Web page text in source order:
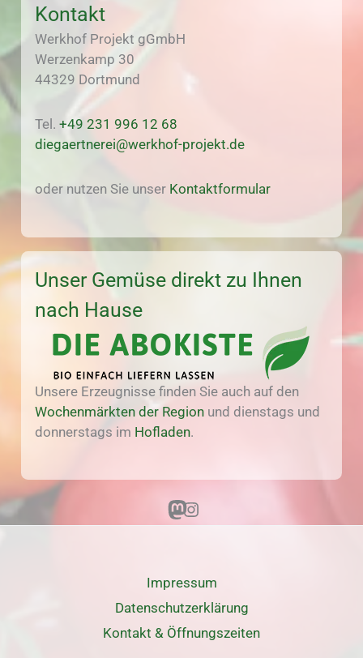
Kontakt
Werkhof Projekt gGmbH
Werzenkamp 30
44329 Dortmund
Tel.+49 231 996 12 68
diegaertnerei@werkhof-projekt.de
oder nutzen Sie unser Kontaktformular
Unser Gemüse direkt zu Ihnen
nach Hause
Unsere Erzeugnisse finden Sie auch auf den
Wochenmärkten der Region und dienstags und
donnerstags im Hofladen.
MastodonInstagram
Impressum
Datenschutz­erklärung
Kontakt & Öffnungszeiten